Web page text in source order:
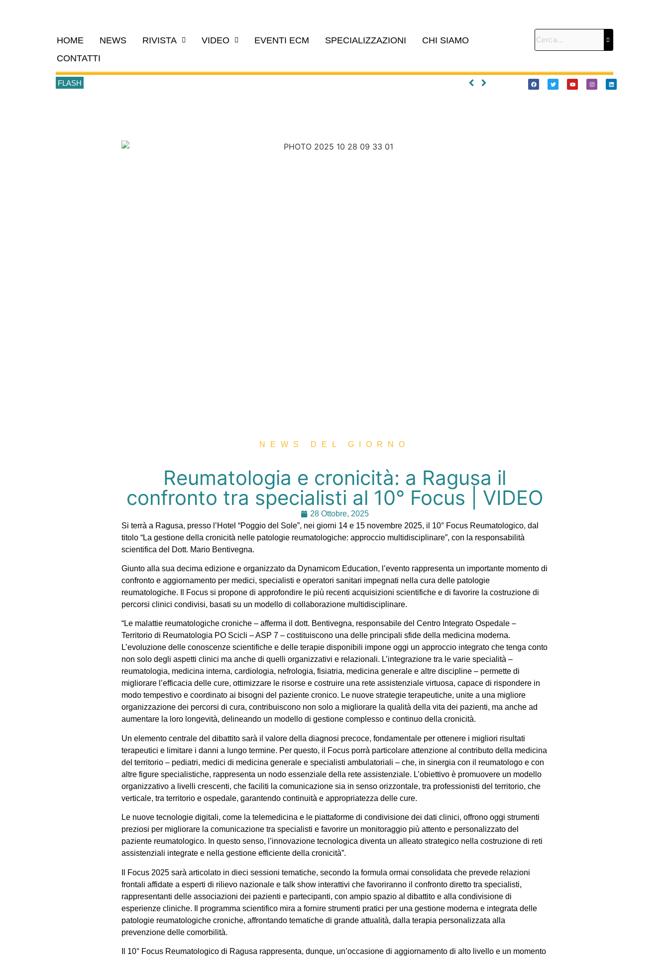
HOME NEWS RIVISTA VIDEO EVENTI ECM SPECIALIZZAZIONI
CHI SIAMO
CONTATTI
FLASH
NEWS DEL GIORNO
Reumatologia e cronicità: a Ragusa il
confronto tra specialisti al 10° Focus | VIDEO
28 Ottobre, 2025
Si terrà a Ragusa, presso l’Hotel “Poggio del Sole”, nei giorni 14 e 15 novembre 2025, il 10° Focus Reumatologico, dal
titolo “La gestione della cronicità nelle patologie reumatologiche: approccio multidisciplinare”, con la responsabilità
scientifica del Dott. Mario Bentivegna.
Giunto alla sua decima edizione e organizzato da Dynamicom Education, l’evento rappresenta un importante momento di
confronto e aggiornamento per medici, specialisti e operatori sanitari impegnati nella cura delle patologie
reumatologiche. Il Focus si propone di approfondire le più recenti acquisizioni scientifiche e di favorire la costruzione di
percorsi clinici condivisi, basati su un modello di collaborazione multidisciplinare.
“Le malattie reumatologiche croniche – afferma il dott. Bentivegna, responsabile del Centro Integrato Ospedale –
Territorio di Reumatologia PO Scicli – ASP 7 – costituiscono una delle principali sfide della medicina moderna.
L’evoluzione delle conoscenze scientifiche e delle terapie disponibili impone oggi un approccio integrato che tenga conto
non solo degli aspetti clinici ma anche di quelli organizzativi e relazionali. L’integrazione tra le varie specialità –
reumatologia, medicina interna, cardiologia, nefrologia, fisiatria, medicina generale e altre discipline – permette di
migliorare l’efficacia delle cure, ottimizzare le risorse e costruire una rete assistenziale virtuosa, capace di rispondere in
modo tempestivo e coordinato ai bisogni del paziente cronico. Le nuove strategie terapeutiche, unite a una migliore
organizzazione dei percorsi di cura, contribuiscono non solo a migliorare la qualità della vita dei pazienti, ma anche ad
aumentare la loro longevità, delineando un modello di gestione complesso e continuo della cronicità.
Un elemento centrale del dibattito sarà il valore della diagnosi precoce, fondamentale per ottenere i migliori risultati
terapeutici e limitare i danni a lungo termine. Per questo, il Focus porrà particolare attenzione al contributo della medicina
del territorio – pediatri, medici di medicina generale e specialisti ambulatoriali – che, in sinergia con il reumatologo e con
altre figure specialistiche, rappresenta un nodo essenziale della rete assistenziale. L’obiettivo è promuovere un modello
organizzativo a livelli crescenti, che faciliti la comunicazione sia in senso orizzontale, tra professionisti del territorio, che
verticale, tra territorio e ospedale, garantendo continuità e appropriatezza delle cure.
Le nuove tecnologie digitali, come la telemedicina e le piattaforme di condivisione dei dati clinici, offrono oggi strumenti
preziosi per migliorare la comunicazione tra specialisti e favorire un monitoraggio più attento e personalizzato del
paziente reumatologico. In questo senso, l’innovazione tecnologica diventa un alleato strategico nella costruzione di reti
assistenziali integrate e nella gestione efficiente della cronicità”.
Il Focus 2025 sarà articolato in dieci sessioni tematiche, secondo la formula ormai consolidata che prevede relazioni
frontali affidate a esperti di rilievo nazionale e talk show interattivi che favoriranno il confronto diretto tra specialisti,
rappresentanti delle associazioni dei pazienti e partecipanti, con ampio spazio al dibattito e alla condivisione di
esperienze cliniche. Il programma scientifico mira a fornire strumenti pratici per una gestione moderna e integrata delle
patologie reumatologiche croniche, affrontando tematiche di grande attualità, dalla terapia personalizzata alla
prevenzione delle comorbilità.
Il 10° Focus Reumatologico di Ragusa rappresenta, dunque, un’occasione di aggiornamento di alto livello e un momento